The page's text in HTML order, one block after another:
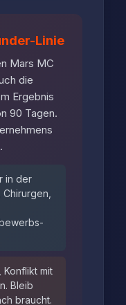
Linie
Mars MC
die
Ergebnis
90 Tagen.
in der
Konflikt mit
Bleib
braucht.